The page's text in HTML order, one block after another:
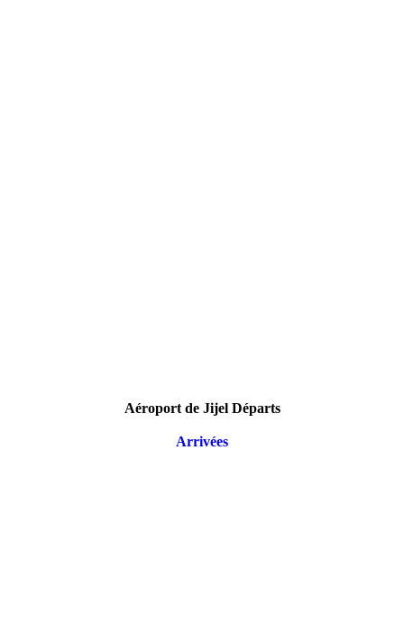
Aéroport de Jijel Départs
Arrivées